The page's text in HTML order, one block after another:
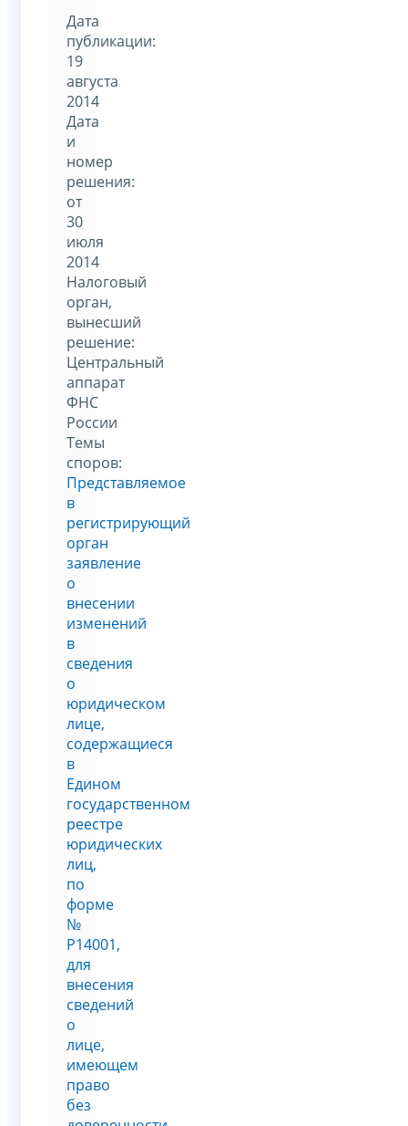
Дата
публикации:
19
августа
2014
Дата
и
номер
решения:
от
30
июля
2014
Налоговый
орган,
вынесший
решение:
Центральный
аппарат
ФНС
России
Темы
споров:
Представляемое
в
регистрирующий
орган
заявление
о
внесении
изменений
в
сведения
о
юридическом
лице,
содержащиеся
в
Едином
государственном
реестре
юридических
лиц,
по
форме
№
Р14001,
для
внесения
сведений
о
лице,
имеющем
право
без